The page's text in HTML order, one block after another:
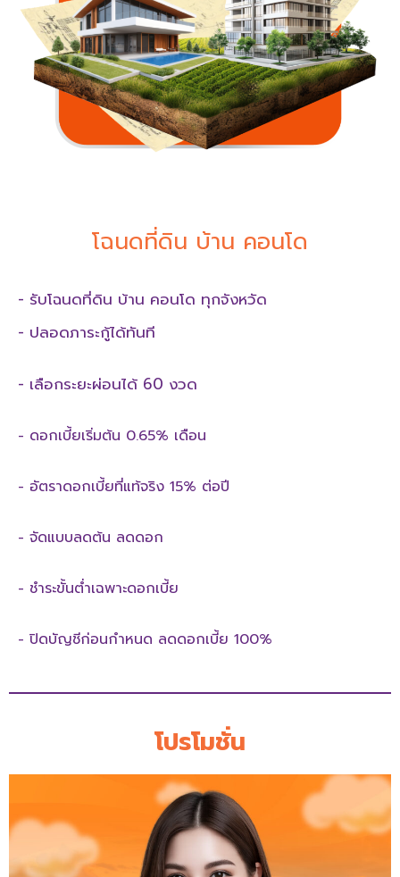
โฉนดที่ดิน บ้าน คอนโด
- รับโฉนดที่ดิน บ้าน คอนโด ทุกจังหวัด
- ปลอดภาระกู้ได้ทันที
- เลือกระยะผ่อนได้ 60 งวด
- ดอกเบี้ยเริ่มต้น 0.65% เดือน
- อัตราดอกเบี้ยที่แท้จริง 15% ต่อปี
- จัดแบบลดต้น ลดดอก
- ชำระขั้นต่ำเฉพาะดอกเบี้ย
- ปิดบัญชีก่อนกำหนด ลดดอกเบี้ย 100%
โปรโมชั่น